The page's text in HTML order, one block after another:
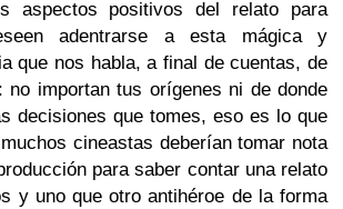
aspectos positivos del relato para
adentrarse a esta mágica y
que nos habla, a final de cuentas, de
no importan tus orígenes ni de donde
decisiones que tomes, eso es lo que
cineastas deberían tomar nota
para saber contar una relato
y uno que otro antihéroe de la forma